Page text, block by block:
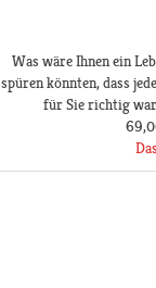
Was wäre Ihnen ein
spüren könnten, dass
für Sie richtig